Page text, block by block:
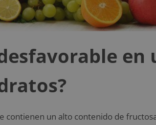
en
contienen un alto contenido de